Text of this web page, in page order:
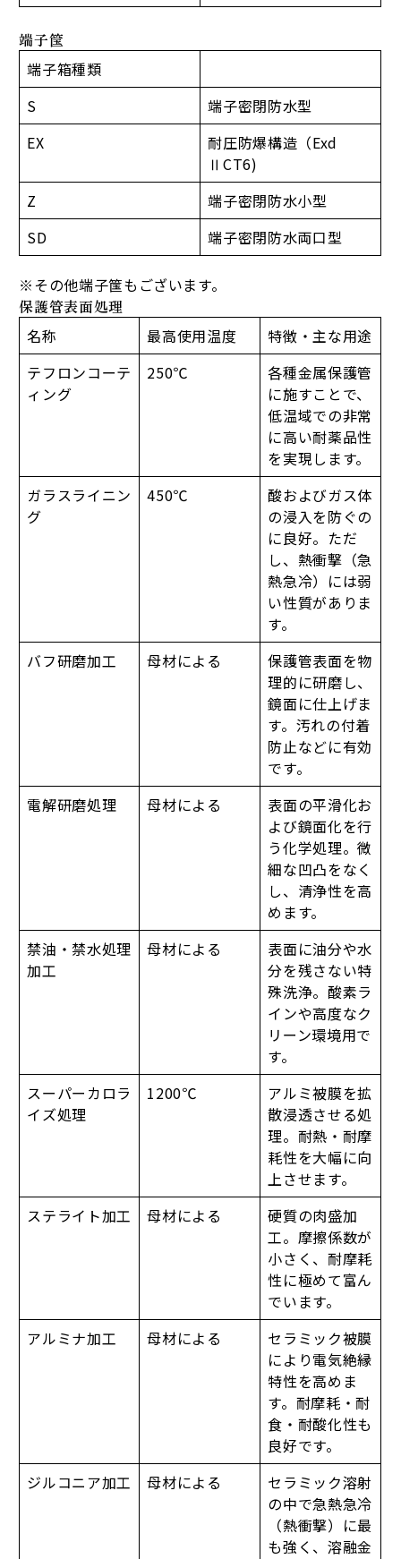
端子筺
端子箱種類
S
端子密閉防水型
EX
耐圧防爆構造（Exd
ⅡCT6)
Z
端子密閉防水小型
SD
端子密閉防水両口型
※その他端子筺もございます。
保護管表面処理
名称
最高使用温度
特徴・主な用途
テフロンコーテ
ィング
250℃
各種金属保護管
に施すことで、
低温域での非常
に高い耐薬品性
を実現します。
ガラスライニン
グ
450℃
酸およびガス体
の浸入を防ぐの
に良好。ただ
し、熱衝撃（急
熱急冷）には弱
い性質がありま
す。
バフ研磨加工
母材による
保護管表面を物
理的に研磨し、
鏡面に仕上げま
す。汚れの付着
防止などに有効
です。
電解研磨処理
母材による
表面の平滑化お
よび鏡面化を行
う化学処理。微
細な凹凸をなく
し、清浄性を高
めます。
禁油・禁水処理
加工
母材による
表面に油分や水
分を残さない特
殊洗浄。酸素ラ
インや高度なク
リーン環境用で
す。
スーパーカロラ
イズ処理
1200℃
アルミ被膜を拡
散浸透させる処
理。耐熱・耐摩
耗性を大幅に向
上させます。
ステライト加工
母材による
硬質の肉盛加
工。摩擦係数が
小さく、耐摩耗
性に極めて富ん
でいます。
アルミナ加工
母材による
セラミック被膜
により電気絶縁
特性を高めま
す。耐摩耗・耐
食・耐酸化性も
良好です。
ジルコニア加工
母材による
セラミック溶射
の中で急熱急冷
（熱衝撃）に最
も強く、溶融金